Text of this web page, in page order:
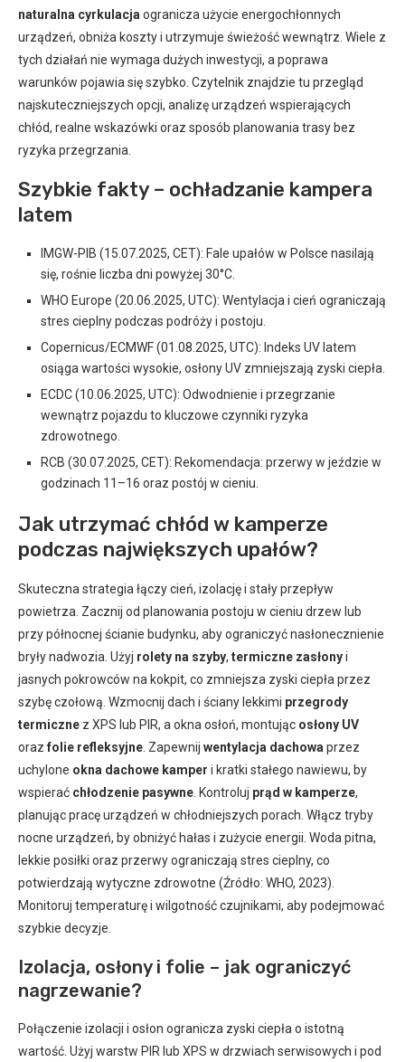
naturalna cyrkulacja ogranicza użycie energochłonnych
urządzeń, obniża koszty i utrzymuje świeżość wewnątrz. Wiele z
tych działań nie wymaga dużych inwestycji, a poprawa
warunków pojawia się szybko. Czytelnik znajdzie tu przegląd
najskuteczniejszych opcji, analizę urządzeń wspierających
chłód, realne wskazówki oraz sposób planowania trasy bez
ryzyka przegrzania.
Szybkie fakty – ochładzanie kampera
latem
IMGW-PIB (15.07.2025, CET): Fale upałów w Polsce nasilają
się, rośnie liczba dni powyżej 30°C.
WHO Europe (20.06.2025, UTC): Wentylacja i cień ograniczają
stres cieplny podczas podróży i postoju.
Copernicus/ECMWF (01.08.2025, UTC): Indeks UV latem
osiąga wartości wysokie, osłony UV zmniejszają zyski ciepła.
ECDC (10.06.2025, UTC): Odwodnienie i przegrzanie
wewnątrz pojazdu to kluczowe czynniki ryzyka
zdrowotnego.
RCB (30.07.2025, CET): Rekomendacja: przerwy w jeździe w
godzinach 11–16 oraz postój w cieniu.
Jak utrzymać chłód w kamperze
podczas największych upałów?
Skuteczna strategia łączy cień, izolację i stały przepływ
powietrza. Zacznij od planowania postoju w cieniu drzew lub
przy północnej ścianie budynku, aby ograniczyć nasłonecznienie
bryły nadwozia. Użyj rolety na szyby, termiczne zasłonyi
jasnych pokrowców na kokpit, co zmniejsza zyski ciepła przez
szybę czołową. Wzmocnij dach i ściany lekkimi przegrody
termiczne z XPS lub PIR, a okna osłoń, montując osłony UV
oraz folie refleksyjne . Zapewnij wentylacja dachowa przez
uchylone okna dachowe kamper i kratki stałego nawiewu, by
wspierać chłodzenie pasywne . Kontroluj prąd w kamperze,
planując pracę urządzeń w chłodniejszych porach. Włącz tryby
nocne urządzeń, by obniżyć hałas i zużycie energii. Woda pitna,
lekkie posiłki oraz przerwy ograniczają stres cieplny, co
potwierdzają wytyczne zdrowotne (Źródło: WHO, 2023).
Monitoruj temperaturę i wilgotność czujnikami, aby podejmować
szybkie decyzje.
Izolacja, osłony i folie – jak ograniczyć
nagrzewanie?
Połączenie izolacji i osłon ogranicza zyski ciepła o istotną
wartość. Użyj warstw PIR lub XPS w drzwiach serwisowych i pod